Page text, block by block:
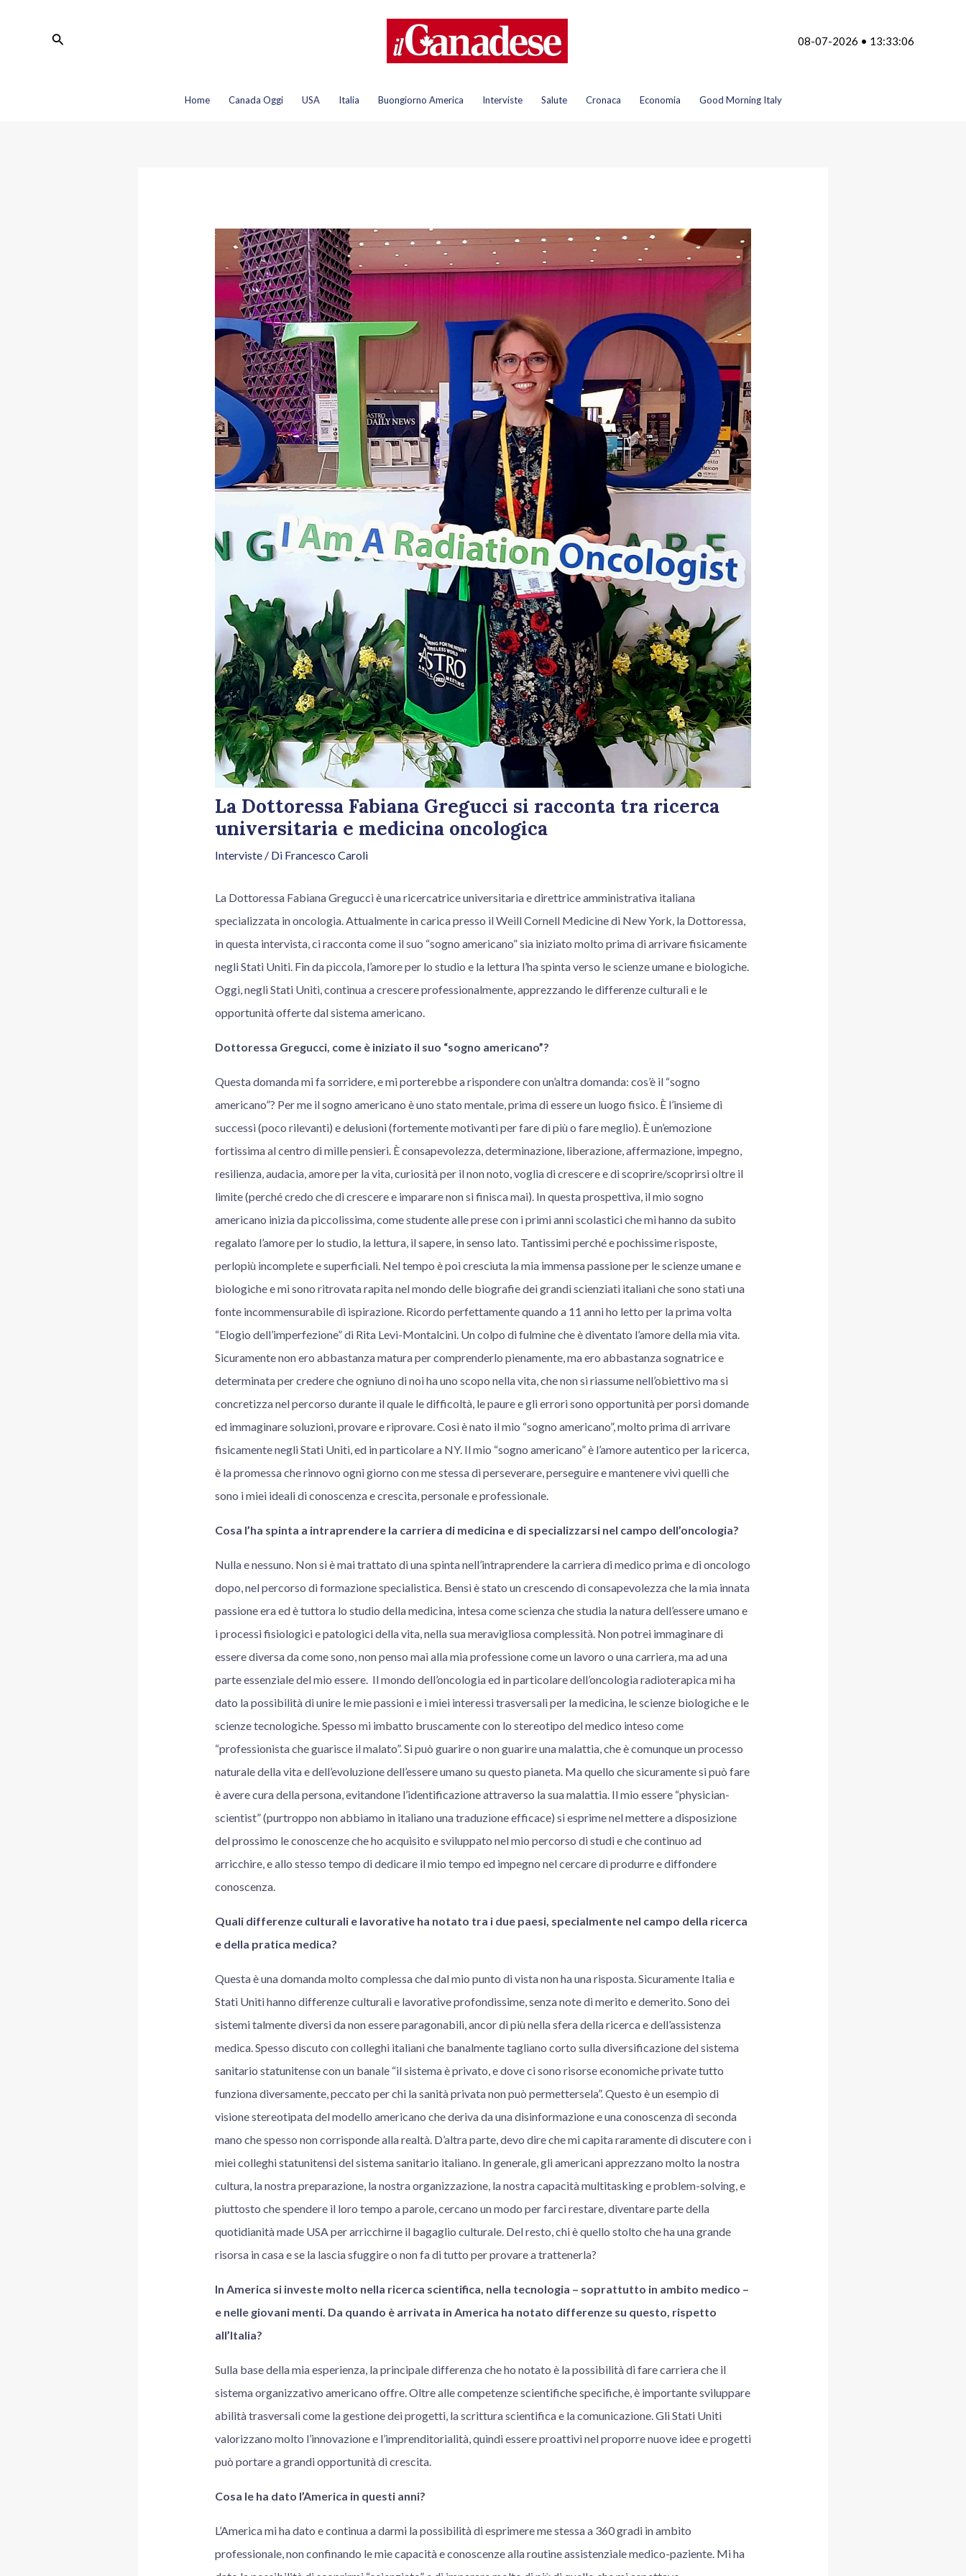
Cerca 08-07-2026 • 13:33:06
Home Canada Oggi USA Italia Buongiorno America Interviste Salute Cronaca Economia Good Morning Italy
La Dottoressa Fabiana Gregucci si racconta tra ricerca
universitaria e medicina oncologica
Interviste/ Di Francesco Caroli
La Dottoressa Fabiana Gregucci è una ricercatrice universitaria e direttrice amministrativa italiana
specializzata in oncologia. Attualmente in carica presso il Weill Cornell Medicine di New York, la Dottoressa,
in questa intervista, ci racconta come il suo “sogno americano” sia iniziato molto prima di arrivare fisicamente
negli Stati Uniti. Fin da piccola, l’amore per lo studio e la lettura l’ha spinta verso le scienze umane e biologiche.
Oggi, negli Stati Uniti, continua a crescere professionalmente, apprezzando le differenze culturali e le
opportunità offerte dal sistema americano.
Dottoressa Gregucci, come è iniziato il suo “sogno americano”?
Questa domanda mi fa sorridere, e mi porterebbe a rispondere con un’altra domanda: cos’è il “sogno
americano”? Per me il sogno americano è uno stato mentale, prima di essere un luogo fisico. È l’insieme di
successi (poco rilevanti) e delusioni (fortemente motivanti per fare di più o fare meglio). È un’emozione
fortissima al centro di mille pensieri. È consapevolezza, determinazione, liberazione, affermazione, impegno,
resilienza, audacia, amore per la vita, curiosità per il non noto, voglia di crescere e di scoprire/scoprirsi oltre il
limite (perché credo che di crescere e imparare non si finisca mai). In questa prospettiva, il mio sogno
americano inizia da piccolissima, come studente alle prese con i primi anni scolastici che mi hanno da subito
regalato l’amore per lo studio, la lettura, il sapere, in senso lato. Tantissimi perché e pochissime risposte,
perlopiù incomplete e superficiali. Nel tempo è poi cresciuta la mia immensa passione per le scienze umane e
biologiche e mi sono ritrovata rapita nel mondo delle biografie dei grandi scienziati italiani che sono stati una
fonte incommensurabile di ispirazione. Ricordo perfettamente quando a 11 anni ho letto per la prima volta
“Elogio dell’imperfezione” di Rita Levi-Montalcini. Un colpo di fulmine che è diventato l’amore della mia vita.
Sicuramente non ero abbastanza matura per comprenderlo pienamente, ma ero abbastanza sognatrice e
determinata per credere che ogniuno di noi ha uno scopo nella vita, che non si riassume nell’obiettivo ma si
concretizza nel percorso durante il quale le difficoltà, le paure e gli errori sono opportunità per porsi domande
ed immaginare soluzioni, provare e riprovare. Così è nato il mio “sogno americano”, molto prima di arrivare
fisicamente negli Stati Uniti, ed in particolare a NY. Il mio “sogno americano” è l’amore autentico per la ricerca,
è la promessa che rinnovo ogni giorno con me stessa di perseverare, perseguire e mantenere vivi quelli che
sono i miei ideali di conoscenza e crescita, personale e professionale.
Cosa l’ha spinta a intraprendere la carriera di medicina e di specializzarsi nel campo dell’oncologia?
Nulla e nessuno. Non si è mai trattato di una spinta nell’intraprendere la carriera di medico prima e di oncologo
dopo, nel percorso di formazione specialistica. Bensì è stato un crescendo di consapevolezza che la mia innata
passione era ed è tuttora lo studio della medicina, intesa come scienza che studia la natura dell’essere umano e
i processi fisiologici e patologici della vita, nella sua meravigliosa complessità. Non potrei immaginare di
essere diversa da come sono, non penso mai alla mia professione come un lavoro o una carriera, ma ad una
parte essenziale del mio essere. Il mondo dell’oncologia ed in particolare dell’oncologia radioterapica mi ha
dato la possibilità di unire le mie passioni e i miei interessi trasversali per la medicina, le scienze biologiche e le
scienze tecnologiche. Spesso mi imbatto bruscamente con lo stereotipo del medico inteso come
“professionista che guarisce il malato”. Si può guarire o non guarire una malattia, che è comunque un processo
naturale della vita e dell’evoluzione dell’essere umano su questo pianeta. Ma quello che sicuramente si può fare
è avere cura della persona, evitandone l’identificazione attraverso la sua malattia. Il mio essere “physician-
scientist” (purtroppo non abbiamo in italiano una traduzione efficace) si esprime nel mettere a disposizione
del prossimo le conoscenze che ho acquisito e sviluppato nel mio percorso di studi e che continuo ad
arricchire, e allo stesso tempo di dedicare il mio tempo ed impegno nel cercare di produrre e diffondere
conoscenza.
Quali differenze culturali e lavorative ha notato tra i due paesi, specialmente nel campo della ricerca
e della pratica medica?
Questa è una domanda molto complessa che dal mio punto di vista non ha una risposta. Sicuramente Italia e
Stati Uniti hanno differenze culturali e lavorative profondissime, senza note di merito e demerito. Sono dei
sistemi talmente diversi da non essere paragonabili, ancor di più nella sfera della ricerca e dell’assistenza
medica. Spesso discuto con colleghi italiani che banalmente tagliano corto sulla diversificazione del sistema
sanitario statunitense con un banale “il sistema è privato, e dove ci sono risorse economiche private tutto
funziona diversamente, peccato per chi la sanità privata non può permettersela”. Questo è un esempio di
visione stereotipata del modello americano che deriva da una disinformazione e una conoscenza di seconda
mano che spesso non corrisponde alla realtà. D’altra parte, devo dire che mi capita raramente di discutere con i
miei colleghi statunitensi del sistema sanitario italiano. In generale, gli americani apprezzano molto la nostra
cultura, la nostra preparazione, la nostra organizzazione, la nostra capacità multitasking e problem-solving, e
piuttosto che spendere il loro tempo a parole, cercano un modo per farci restare, diventare parte della
quotidianità made USA per arricchirne il bagaglio culturale. Del resto, chi è quello stolto che ha una grande
risorsa in casa e se la lascia sfuggire o non fa di tutto per provare a trattenerla?
In America si investe molto nella ricerca scientifica, nella tecnologia – soprattutto in ambito medico –
e nelle giovani menti. Da quando è arrivata in America ha notato differenze su questo, rispetto
all’Italia?
Sulla base della mia esperienza, la principale differenza che ho notato è la possibilità di fare carriera che il
sistema organizzativo americano offre. Oltre alle competenze scientifiche specifiche, è importante sviluppare
abilità trasversali come la gestione dei progetti, la scrittura scientifica e la comunicazione. Gli Stati Uniti
valorizzano molto l’innovazione e l’imprenditorialità, quindi essere proattivi nel proporre nuove idee e progetti
può portare a grandi opportunità di crescita.
Cosa le ha dato l’America in questi anni?
L’America mi ha dato e continua a darmi la possibilità di esprimere me stessa a 360 gradi in ambito
professionale, non confinando le mie capacità e conoscenze alla routine assistenziale medico-paziente. Mi ha